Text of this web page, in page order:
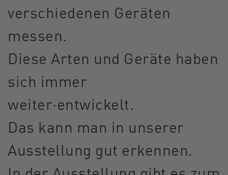
verschiedenen Geräten
messen.
Diese Arten und Geräte haben
sich immer
weiter·entwickelt.
Das kann man in unserer
Ausstellung gut erkennen.